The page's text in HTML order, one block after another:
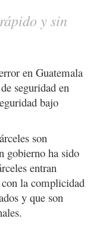
y sin
en Guatemala
seguridad en
bajo
son
gobierno ha sido
entran
la complicidad
y que son